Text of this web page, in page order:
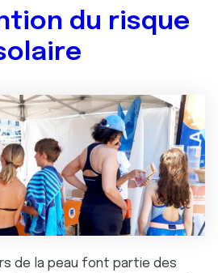
du risque
de la peau font partie des